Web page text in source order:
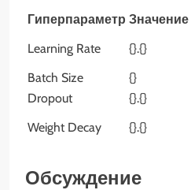
Гиперпараметр Значение
Learning Rate
{}.{}
Batch Size
{}
Dropout
{}.{}
Weight Decay
{}.{}
Обсуждение